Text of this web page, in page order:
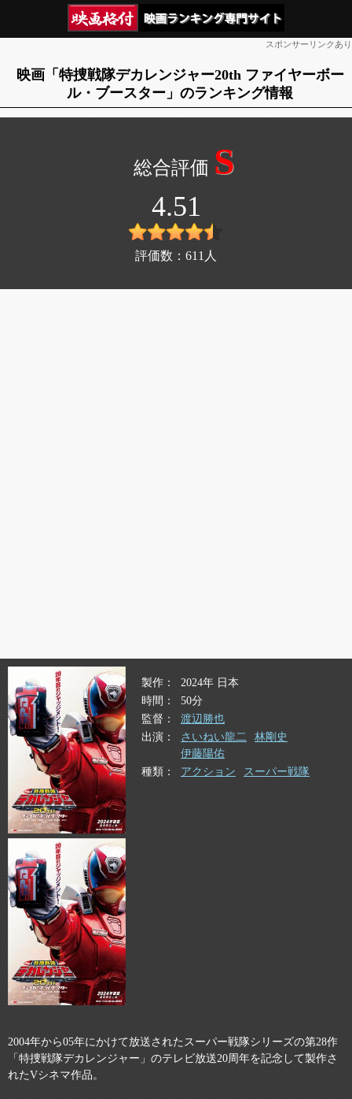
スポンサーリンクあり
映画「特捜戦隊デカレンジャー20th ファイヤーボー
ル・ブースター」のランキング情報
S
4.51
評価数： 611 人
製作
2024年 日本
時間
50分
監督
渡辺勝也
出演
さいねい龍二
林剛史
伊藤陽佑
種類
アクション スーパー戦隊
2004年から05年にかけて放送されたスーパー戦隊シリーズの第28作
「特捜戦隊デカレンジャー」のテレビ放送20周年を記念して製作さ
れたVシネマ作品。